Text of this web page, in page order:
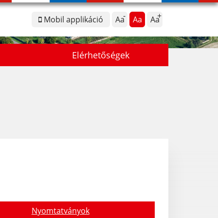
Mobil applikáció Aa Aa Aa
Elérhetőségek
Nyomtatványok